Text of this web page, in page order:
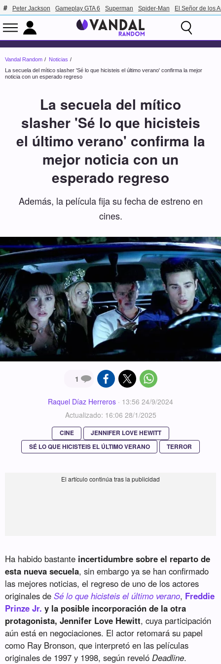
Peter Jackson Gameplay GTA 6 Superman Spider-Man El Señor de los
Vandal Random
Noticias
La secuela del mítico slasher 'Sé lo que hicisteis el último verano' confirma la mejor
noticia con un esperado regreso
La secuela del mítico
slasher 'Sé lo que hicisteis
el último verano' confirma la
mejor noticia con un
esperado regreso
Además, la película fija su fecha de estreno en
cines.
1
Raquel Díaz Herreros · 13:56 24/9/2024
Actualizado: 16:06 28/1/2025
CINE
JENNIFER LOVE HEWITT
SÉ LO QUE HICISTEIS EL ÚLTIMO VERANO
TERROR
Ha habido bastante incertidumbre sobre el reparto de
esta nueva secuela, sin embargo ya se han confirmado
las mejores noticias, el regreso de uno de los actores
originales deSé lo que hicisteis el último verano, Freddie
Prinze Jr. y la posible incorporación de la otra
protagonista, Jennifer Love Hewitt, cuya participación
aún está en negociaciones. El actor retomará su papel
como Ray Bronson, que interpretó en las películas
originales de 1997 y 1998, según revelóDeadline.